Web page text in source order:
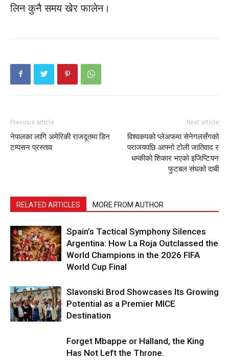
लिन कुनै समय खेर फालेन।
Previous article
नेपालका लागि अमेरिकी राजदूतमा डिन
टम्पसन प्रस्ताव
Next article
विश्वकपको प्लेअफमा सेनेगलसँगको
पराजयपछि आफ्नो टोली जातिवाद र
धम्कीको शिकार भएको इजिप्टियन
फुटबल संघको दाबी
RELATED ARTICLES MORE FROM AUTHOR
Spain’s Tactical Symphony Silences
Argentina: How La Roja Outclassed the
World Champions in the 2026 FIFA
World Cup Final
Slavonski Brod Showcases Its Growing
Potential as a Premier MICE
Destination
Forget Mbappe or Halland, the King
Has Not Left the Throne.